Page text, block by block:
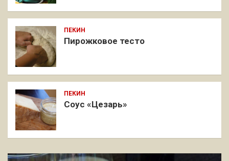
ПЕКИН
Пирожковое тесто
ПЕКИН
Соус «Цезарь»